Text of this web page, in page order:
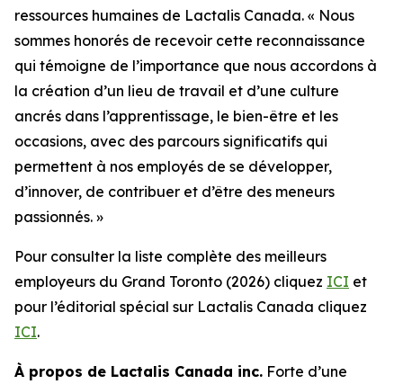
ressources humaines de Lactalis Canada. « Nous
sommes honorés de recevoir cette reconnaissance
qui témoigne de l’importance que nous accordons à
la création d’un lieu de travail et d’une culture
ancrés dans l’apprentissage, le bien-être et les
occasions, avec des parcours significatifs qui
permettent à nos employés de se développer,
d’innover, de contribuer et d’être des meneurs
passionnés. »
Pour consulter la liste complète des meilleurs
employeurs du Grand Toronto (2026) cliquez ICI et
pour l’éditorial spécial sur Lactalis Canada cliquez
ICI.
À propos de Lactalis Canada inc. Forte d’une